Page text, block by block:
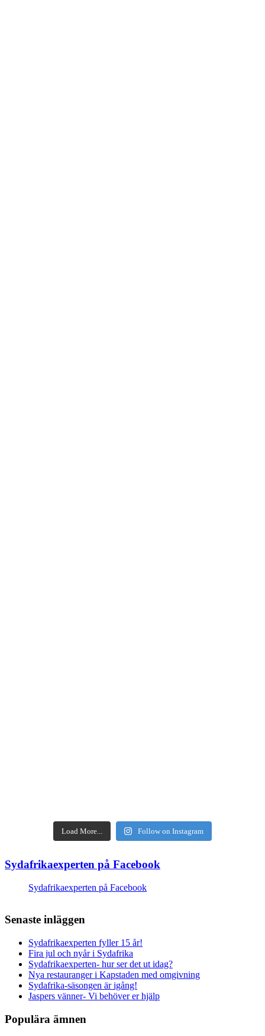
Load More... Follow on Instagram
Sydafrikaexperten på Facebook
Sydafrikaexperten på Facebook
Senaste inläggen
Sydafrikaexperten fyller 15 år!
Fira jul och nyår i Sydafrika
Sydafrikaexperten- hur ser det ut idag?
Nya restauranger i Kapstaden med omgivning
Sydafrika-säsongen är igång!
Jaspers vänner- Vi behöver er hjälp
Populära ämnen